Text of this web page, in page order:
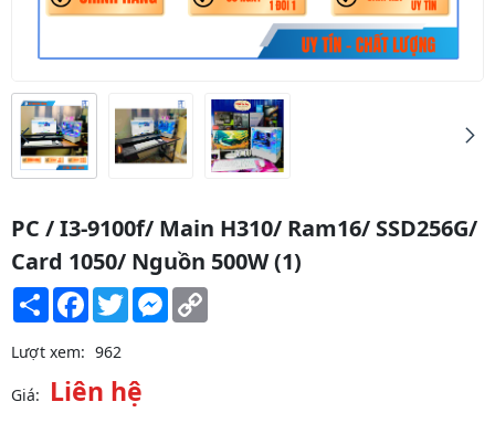
PC / I3-9100f/ Main H310/ Ram16/ SSD256G/
Card 1050/ Nguồn 500W (1)
Share Facebook
TwitterMessenger
Lượt xem: 962
Giá: Liên hệ